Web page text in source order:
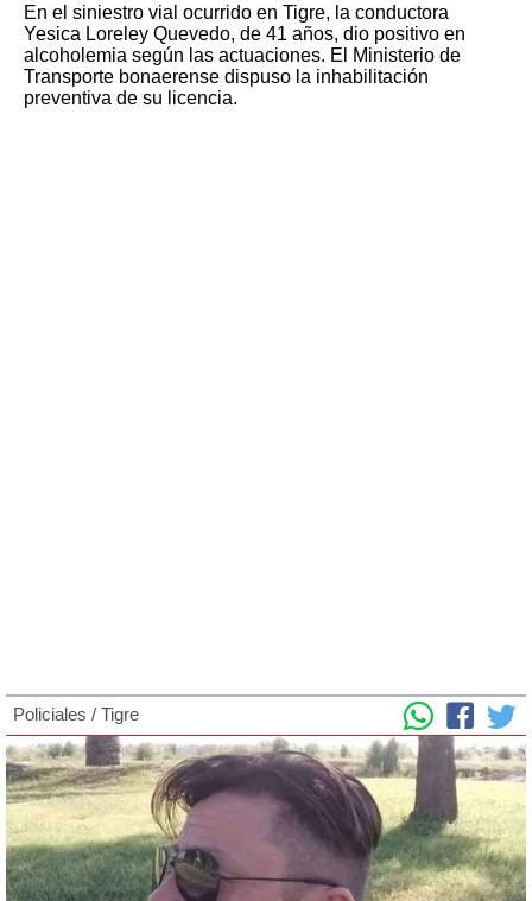
En el siniestro vial ocurrido en Tigre, la conductora
Yesica Loreley Quevedo, de 41 años, dio positivo en
alcoholemia según las actuaciones. El Ministerio de
Transporte bonaerense dispuso la inhabilitación
preventiva de su licencia.
Policiales / Tigre